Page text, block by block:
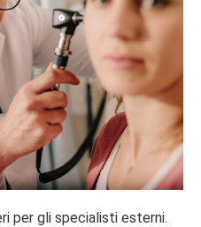
per gli specialisti esterni.